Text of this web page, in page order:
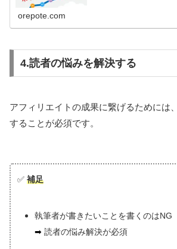
orepote.com
4.読者の悩みを解決する
アフィリエイトの成果に繋げるためには
することが必須です。
✅ 補足
執筆者が書きたいことを書くのはNG
➡ 読者の悩み解決が必須